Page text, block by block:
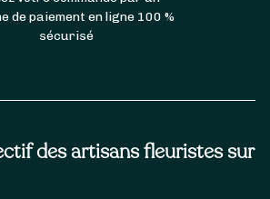
des artisans fleuristes sur
de paiement en ligne 100 %
sécurisé